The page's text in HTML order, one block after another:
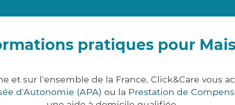
pratiques pour
et sur l'ensemble de la France, Click&Care vous
d'Autonomie (APA) ou la Prestation de